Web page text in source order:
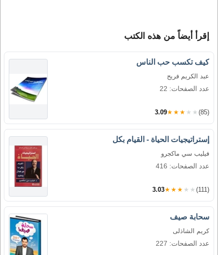
إقرأ أيضاً من هذه الكتب
كيف تكسب حب الناس
عبد الكريم فريح
عدد الصفحات: 22
3.09★★★★★ (85)
إستراتيجيات الحياة - القيام بكل
فيليب سي ماكجرو
عدد الصفحات: 416
3.03★★★★★ (111)
سحابة صيف
كريم الشاذلى
عدد الصفحات: 227